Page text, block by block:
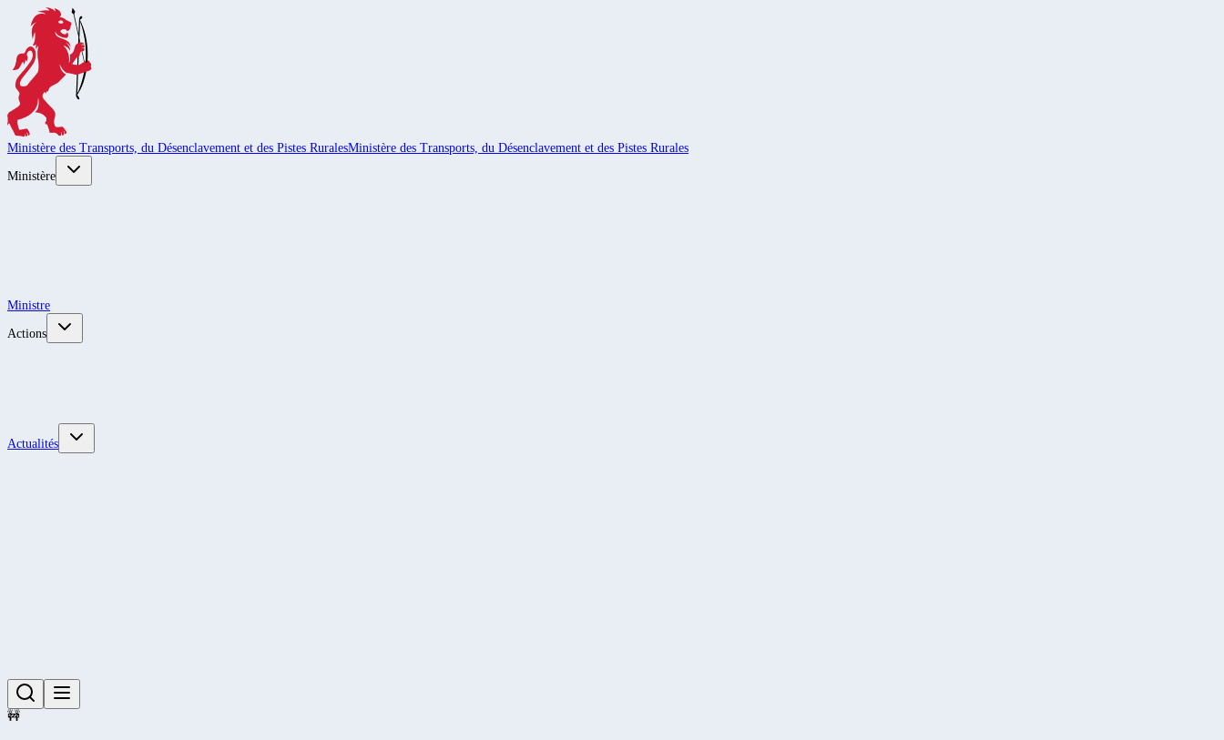
Ministère des Transports, du Désenclavement et des Pistes RuralesMinistère des Transports, du Désenclavement et des Pistes Rurales
Ministère
Ministre
Actions
Actualités
🚧